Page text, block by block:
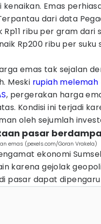
kenaikan. Emas
dari data
Rp11 ribu per gram
Rp200 ribu per suku
emas tak sejalan
Meski rupiah melemah
, pergerakan harga
Kondisi ini terjadi
oleh sejumlah
pasar
emas (pexels.com/Goran Vrakela)
ekonomi
karena gejolak
pasar dapat